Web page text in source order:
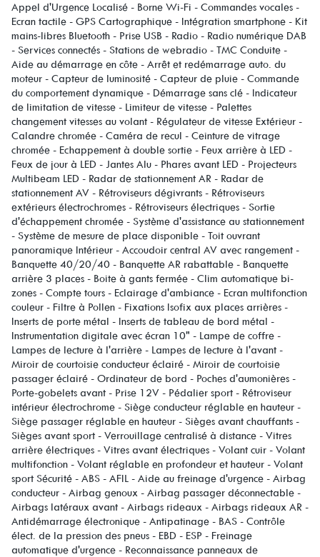
Appel d'Urgence Localisé - Borne Wi-Fi - Commandes vocales -
Ecran tactile - GPS Cartographique - Intégration smartphone - Kit
mains-libres Bluetooth - Prise USB - Radio - Radio numérique DAB
- Services connectés - Stations de webradio - TMC Conduite -
Aide au démarrage en côte - Arrêt et redémarrage auto. du
moteur - Capteur de luminosité - Capteur de pluie - Commande
du comportement dynamique - Démarrage sans clé - Indicateur
de limitation de vitesse - Limiteur de vitesse - Palettes
changement vitesses au volant - Régulateur de vitesse Extérieur -
Calandre chromée - Caméra de recul - Ceinture de vitrage
chromée - Echappement à double sortie - Feux arrière à LED -
Feux de jour à LED - Jantes Alu - Phares avant LED - Projecteurs
Multibeam LED - Radar de stationnement AR - Radar de
stationnement AV - Rétroviseurs dégivrants - Rétroviseurs
extérieurs électrochromes - Rétroviseurs électriques - Sortie
d'échappement chromée - Système d'assistance au stationnement
- Système de mesure de place disponible - Toit ouvrant
panoramique Intérieur - Accoudoir central AV avec rangement -
Banquette 40/20/40 - Banquette AR rabattable - Banquette
arrière 3 places - Boite à gants fermée - Clim automatique bi-
zones - Compte tours - Eclairage d'ambiance - Ecran multifonction
couleur - Filtre à Pollen - Fixations Isofix aux places arrières -
Inserts de porte métal - Inserts de tableau de bord métal -
Instrumentation digitale avec écran 10" - Lampe de coffre -
Lampes de lecture à l'arrière - Lampes de lecture à l'avant -
Miroir de courtoisie conducteur éclairé - Miroir de courtoisie
passager éclairé - Ordinateur de bord - Poches d'aumonières -
Porte-gobelets avant - Prise 12V - Pédalier sport - Rétroviseur
intérieur électrochrome - Siège conducteur réglable en hauteur -
Siège passager réglable en hauteur - Sièges avant chauffants -
Sièges avant sport - Verrouillage centralisé à distance - Vitres
arrière électriques - Vitres avant électriques - Volant cuir - Volant
multifonction - Volant réglable en profondeur et hauteur - Volant
sport Sécurité - ABS - AFIL - Aide au freinage d'urgence - Airbag
conducteur - Airbag genoux - Airbag passager déconnectable -
Airbags latéraux avant - Airbags rideaux - Airbags rideaux AR -
Antidémarrage électronique - Antipatinage - BAS - Contrôle
élect. de la pression des pneus - EBD - ESP - Freinage
automatique d'urgence - Reconnaissance panneaux de